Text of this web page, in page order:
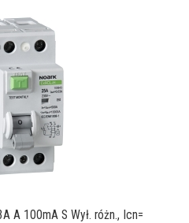
A 100mA S Wył. różn., Icn=